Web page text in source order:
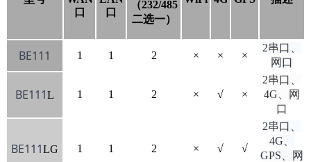
口
口
（232/485
二选一）
BE111 1 1 2 × × ×
2串口、
网口
BE111L 1 1 2 × √ ×
2串口、
4G、网
口
BE111LG 1 1 2 × √ √
2串口、
4G、
GPS、网